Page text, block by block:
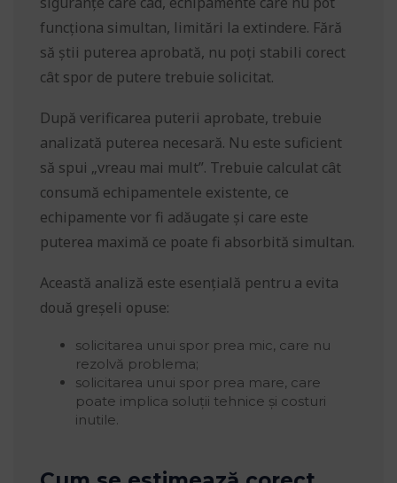
funcționa simultan, limitări la extindere. Fără
să știi puterea aprobată, nu poți stabili corect
cât spor de putere trebuie solicitat.
După verificarea puterii aprobate, trebuie
analizată puterea necesară. Nu este suficient
să spui „vreau mai mult”. Trebuie calculat cât
consumă echipamentele existente, ce
echipamente vor fi adăugate și care este
puterea maximă ce poate fi absorbită simultan.
Această analiză este esențială pentru a evita
două greșeli opuse:
solicitarea unui spor prea mic, care nu
rezolvă problema;
solicitarea unui spor prea mare, care
poate implica soluții tehnice și costuri
inutile.